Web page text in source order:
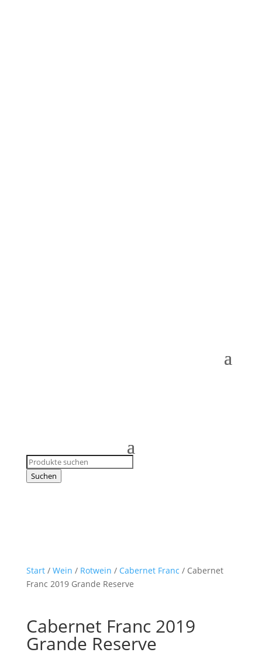
Products
search
Suchen
Start/ Wein / Rotwein / Cabernet Franc / Cabernet
Franc 2019 Grande Reserve
Cabernet Franc 2019
Grande Reserve